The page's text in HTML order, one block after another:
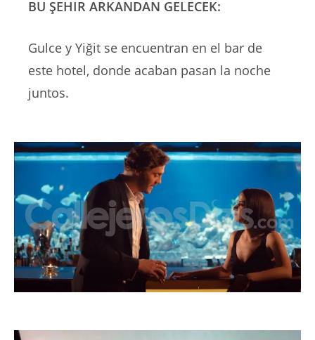
BU ŞEHIR ARKANDAN GELECEK:
Gulce y Yiğit se encuentran en el bar de
este hotel, donde acaban pasan la noche
juntos.